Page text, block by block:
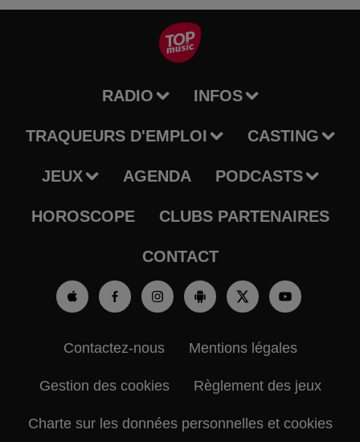
RADIO INFOS
TRAQUEURS D'EMPLOI CASTING
JEUX AGENDA PODCASTS
HOROSCOPE CLUBS PARTENAIRES
CONTACT
Contactez-nous Mentions légales
Gestion des cookies Règlement des jeux
Charte sur les données personnelles et cookies